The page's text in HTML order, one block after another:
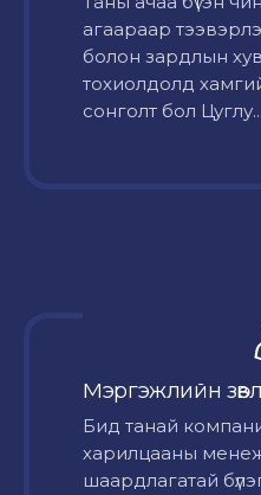
агаараар
болон зардлын
тохиолдолд
сонголт бол Цуглу...
Мэргэжлийн
Бид танай
харилцааны
шаардлагатай